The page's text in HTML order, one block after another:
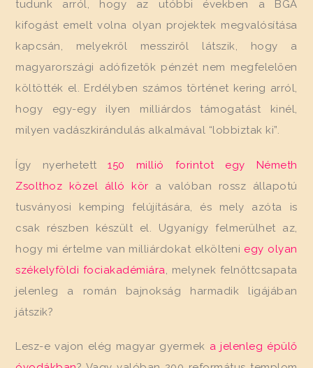
tudunk arról, hogy az utóbbi években a BGA
kifogást emelt volna olyan projektek megvalósítása
kapcsán, melyekről messziről látszik, hogy a
magyarországi adófizetők pénzét nem megfelelően
költötték el. Erdélyben számos történet kering arról,
hogy egy-egy ilyen milliárdos támogatást kinél,
milyen vadászkirándulás alkalmával “lobbiztak ki”.
Így nyerhetett150 millió forintot egy Németh
Zsolthoz közel álló kör a valóban rossz állapotú
tusványosi kemping felújítására, és mely azóta is
csak részben készült el. Ugyanígy felmerülhet az,
hogy mi értelme van milliárdokat elkölteni egy olyan
székelyföldi fociakadémiára, melynek felnőttcsapata
jelenleg a román bajnokság harmadik ligájában
játszik?
Lesz-e vajon elég magyar gyermek a jelenleg épülő